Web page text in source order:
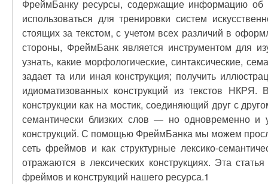
ФреймБанку ресурсы, содержащие информацию об
использоваться для тренировки систем
стоящих за текстом, с учетом всех различий в
стороны, ФреймБанк является инструментом для
узнать, какие морфологические, синтаксические,
задает та или иная конструкция; получить
идиоматизованных конструкций из текстов
конструкции как на мостик, соединяющий друг с
семантически близких слов — но одновременно и
конструкций. С помощью ФреймБанка мы можем
сеть фреймов и как структурные лексико-
отражаются в лексических конструкциях. Эта
фреймов и конструкций нашего ресурса.1